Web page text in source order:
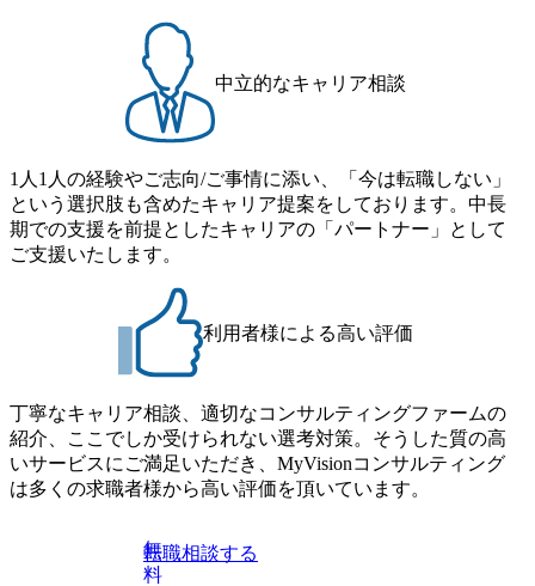
中立的なキャリア相談
1人1人の経験やご志向/ご事情に添い、「今は転職しない」
という選択肢も含めたキャリア提案をしております。中長
期での支援を前提としたキャリアの「パートナー」として
ご支援いたします。
利用者様による高い評価
丁寧なキャリア相談、適切なコンサルティングファームの
紹介、ここでしか受けられない選考対策。そうした質の高
いサービスにご満足いただき、MyVisionコンサルティング
は多くの求職者様から高い評価を頂いています。
無
料
転職相談する